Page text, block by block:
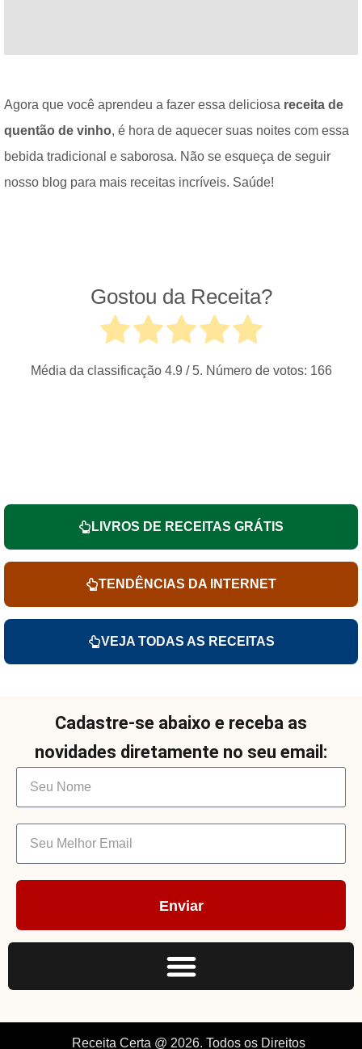
Agora que você aprendeu a fazer essa deliciosa receita de
quentão de vinho, é hora de aquecer suas noites com essa
bebida tradicional e saborosa. Não se esqueça de seguir
nosso blog para mais receitas incríveis. Saúde!
Gostou da Receita?
Média da classificação 4.9 / 5. Número de votos: 166
LIVROS DE RECEITAS GRÁTIS
TENDÊNCIAS DA INTERNET
VEJA TODAS AS RECEITAS
Cadastre-se abaixo e receba as
novidades diretamente no seu email:
Enviar
Receita Certa @ 2026. Todos os Direitos